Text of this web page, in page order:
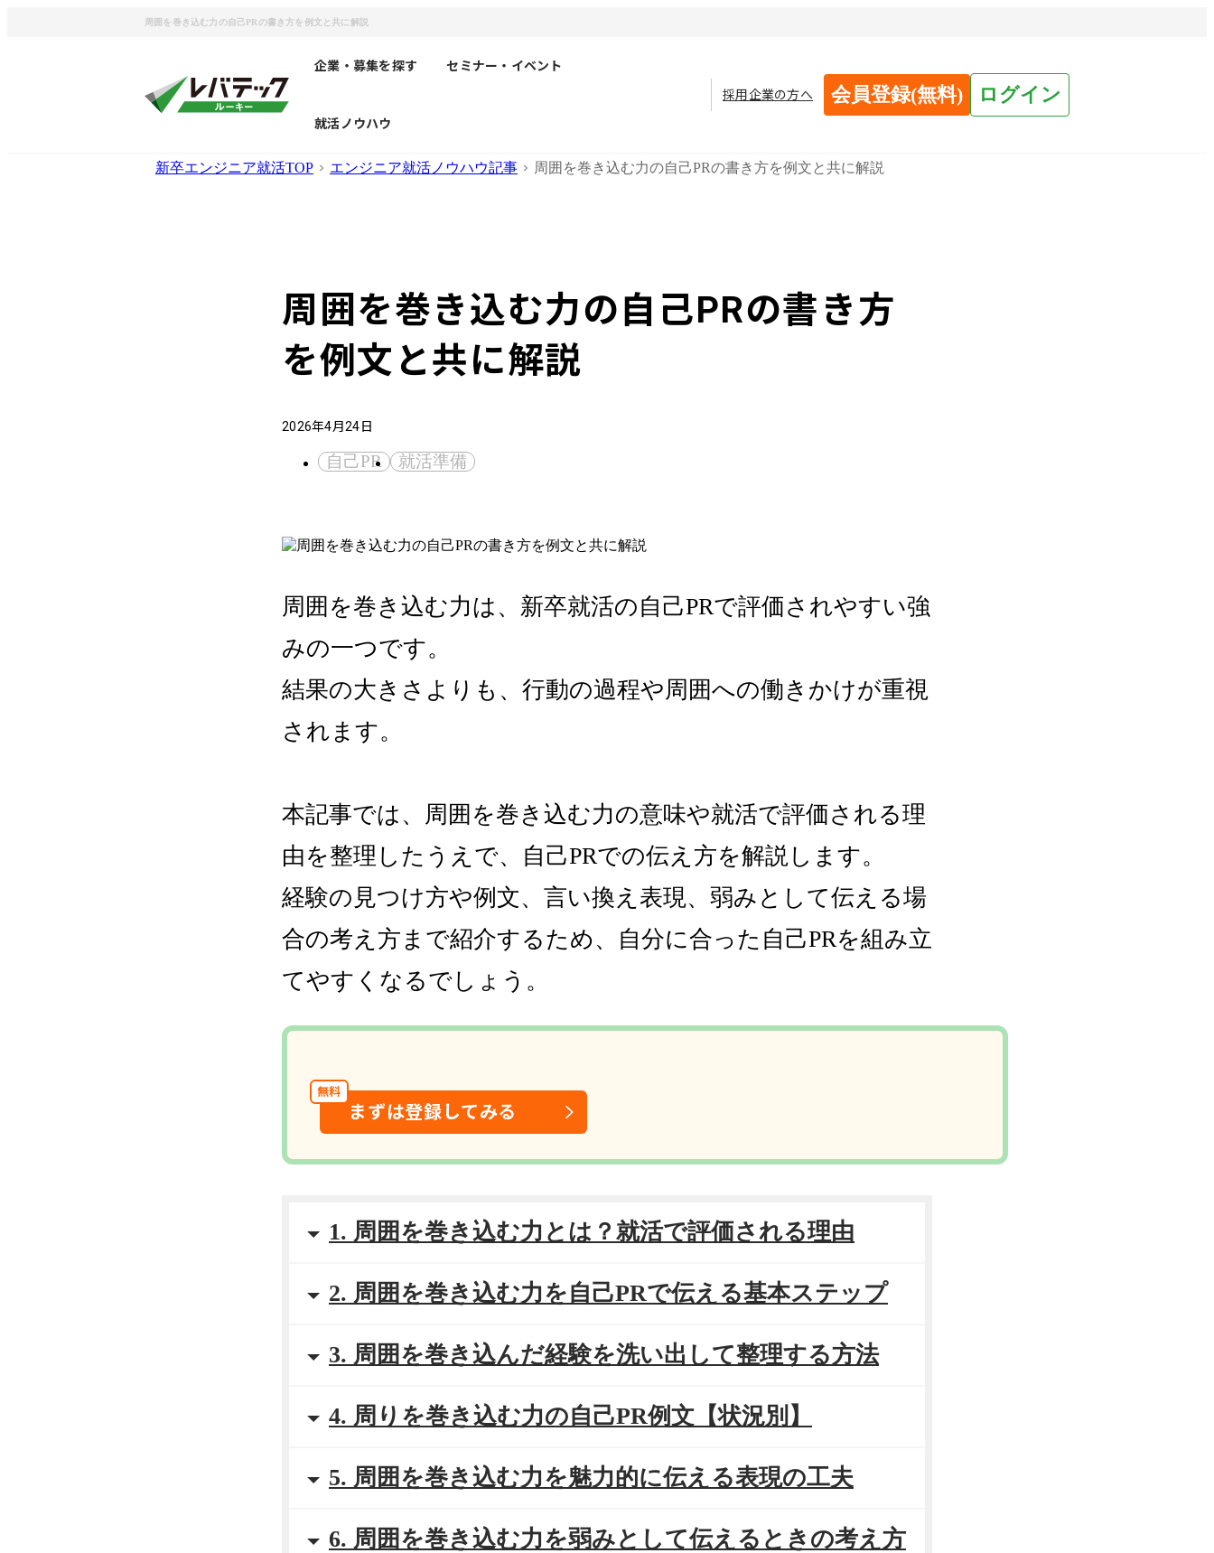
周囲を巻き込む力の自己PRの書き方を例文と共に解説
企業・募集を探す セミナー・イベント
就活ノウハウ
採用企業の方へ 会員登録(無料) ログイン
新卒エンジニア就活TOP エンジニア就活ノウハウ記事 周囲を巻き込む力の自己PRの書き方を例文と共に解説
周囲を巻き込む力の自己PRの書き方
を例文と共に解説
2026年4月24日
自己PR 就活準備
周囲を巻き込む力は、新卒就活の自己PRで評価されやすい強
みの一つです。
結果の大きさよりも、行動の過程や周囲への働きかけが重視
されます。
本記事では、周囲を巻き込む力の意味や就活で評価される理
由を整理したうえで、自己PRでの伝え方を解説します。
経験の見つけ方や例文、言い換え表現、弱みとして伝える場
合の考え方まで紹介するため、自分に合った自己PRを組み立
てやすくなるでしょう。
無料
まずは登録してみる
1. 周囲を巻き込む力とは？就活で評価される理由
2. 周囲を巻き込む力を自己PRで伝える基本ステップ
3. 周囲を巻き込んだ経験を洗い出して整理する方法
4. 周りを巻き込む力の自己PR例文【状況別】
5. 周囲を巻き込む力を魅力的に伝える表現の工夫
6. 周囲を巻き込む力を弱みとして伝えるときの考え方